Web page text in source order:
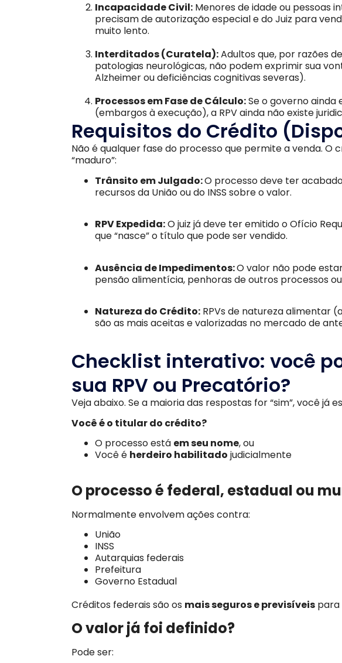
Incapacidade Civil: Menores de idade ou pessoas
precisam de autorização especial e do Juiz para
muito lento.
Interditados (Curatela):Adultos que, por razões
patologias neurológicas, não podem exprimir sua
Alzheimer ou deficiências cognitivas severas).
Processos em Fase de Cálculo:Se o governo ainda
(embargos à execução), a RPV ainda não existe
Requisitos do Crédito
Não é qualquer fase do processo que permite a venda. O
“maduro”:
Trânsito em Julgado:O processo deve ter
recursos da União ou do INSS sobre o valor.
RPV Expedida:O juiz já deve ter emitido o Ofício
que “nasce” o título que pode ser vendido.
Ausência de Impedimentos:O valor não pode
pensão alimentícia, penhoras de outros processos
Natureza do Crédito: RPVs de natureza alimentar
são as mais aceitas e valorizadas no mercado de
Checklist interativo: você
sua RPV ou Precatório?
Veja abaixo. Se a maioria das respostas for “sim”, você já
Você é o titular do crédito?
O processo está em seu nome, ou
Você é herdeiro habilitado judicialmente
O processo é federal, estadual ou
Normalmente envolvem ações contra:
União
INSS
Autarquias federais
Prefeitura
Governo Estadual
Créditos federais são os mais seguros e previsíveis para
O valor já foi definido?
Pode ser: